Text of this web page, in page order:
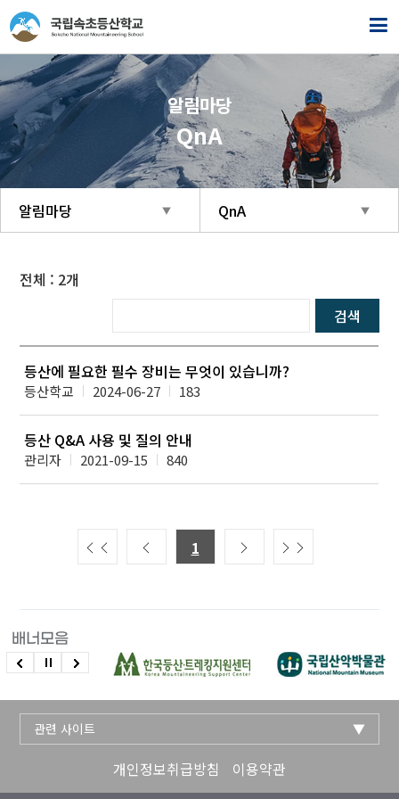
알림마당
QnA
알림마당 QnA
전체 : 2개
검색
등산에 필요한 필수 장비는 무엇이 있습니까?
등산학교 2024-06-27 183
등산 Q&A 사용 및 질의 안내
관리자 2021-09-15 840
1
배너모음
관련 사이트
개인정보취급방침 이용약관